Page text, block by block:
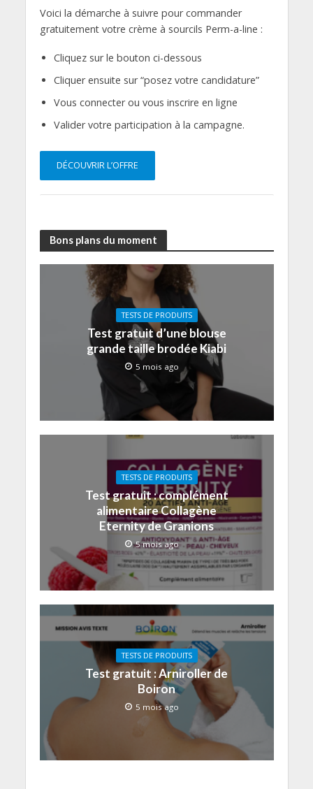
Voici la démarche à suivre pour commander
gratuitement votre crème à sourcils Perm-a-line :
Cliquez sur le bouton ci-dessous
Cliquer ensuite sur “posez votre candidature”
Vous connecter ou vous inscrire en ligne
Valider votre participation à la campagne.
DÉCOUVRIR L’OFFRE
Bons plans du moment
TESTS DE PRODUITS
Test gratuit d’une blouse
grande taille brodée Kiabi
5 mois ago
TESTS DE PRODUITS
Test gratuit : complément
alimentaire Collagène
Eternity de Granions
5 mois ago
TESTS DE PRODUITS
Test gratuit : Arniroller de
Boiron
5 mois ago